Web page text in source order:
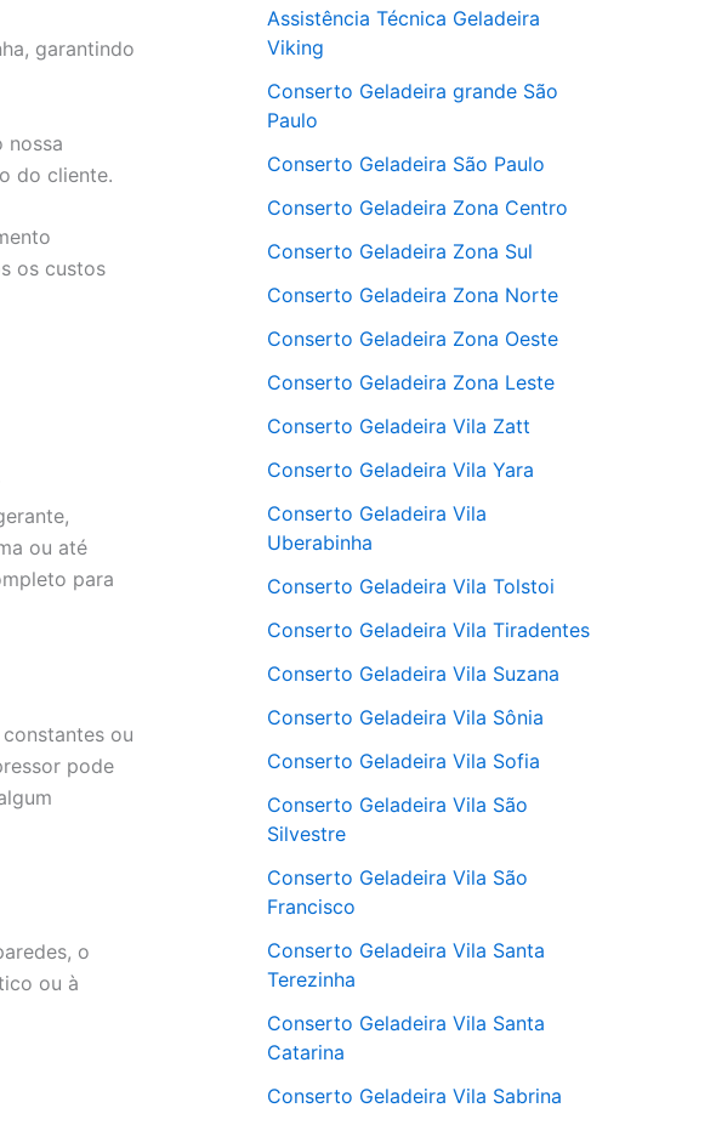
garantindo
nossa
do cliente.
os custos
ou até
para
ou
pode
o
ou à
Assistência Técnica Geladeira
Viking
Conserto Geladeira grande São
Paulo
Conserto Geladeira São Paulo
Conserto Geladeira Zona Centro
Conserto Geladeira Zona Sul
Conserto Geladeira Zona Norte
Conserto Geladeira Zona Oeste
Conserto Geladeira Zona Leste
Conserto Geladeira Vila Zatt
Conserto Geladeira Vila Yara
Conserto Geladeira Vila
Uberabinha
Conserto Geladeira Vila Tolstoi
Conserto Geladeira Vila Tiradentes
Conserto Geladeira Vila Suzana
Conserto Geladeira Vila Sônia
Conserto Geladeira Vila Sofia
Conserto Geladeira Vila São
Silvestre
Conserto Geladeira Vila São
Francisco
Conserto Geladeira Vila Santa
Terezinha
Conserto Geladeira Vila Santa
Catarina
Conserto Geladeira Vila Sabrina